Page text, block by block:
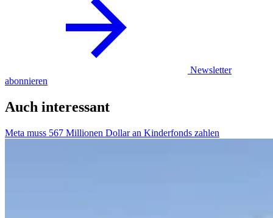
Newsletter
abonnieren
Auch interessant
Meta muss 567 Millionen Dollar an Kinderfonds zahlen